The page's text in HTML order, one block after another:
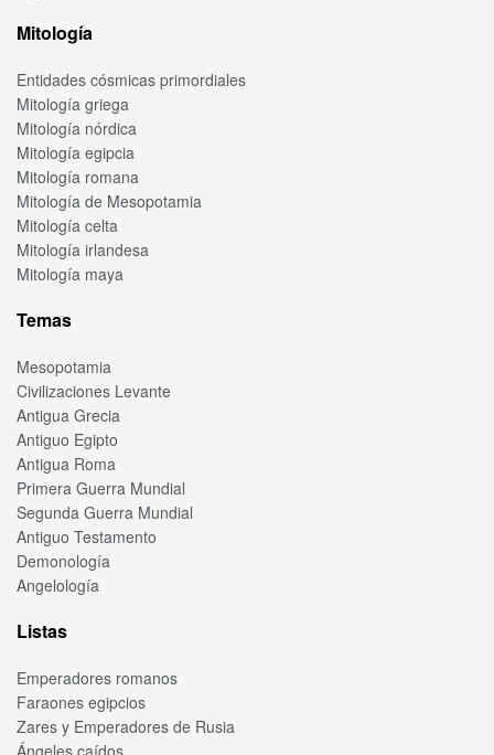
Mitología
Entidades cósmicas primordiales
Mitología griega
Mitología nórdica
Mitología egipcia
Mitología romana
Mitología de Mesopotamia
Mitología celta
Mitología irlandesa
Mitología maya
Temas
Mesopotamia
Civilizaciones Levante
Antigua Grecia
Antiguo Egipto
Antigua Roma
Primera Guerra Mundial
Segunda Guerra Mundial
Antiguo Testamento
Demonología
Angelología
Listas
Emperadores romanos
Faraones egipcios
Zares y Emperadores de Rusia